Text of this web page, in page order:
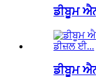
ਡੀਬੂਮ
ਡੀਬੂਮ